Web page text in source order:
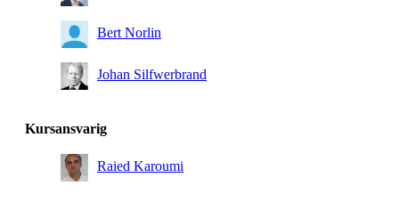
Bert Norlin
Johan Silfwerbrand
Kursansvarig
Raied Karoumi